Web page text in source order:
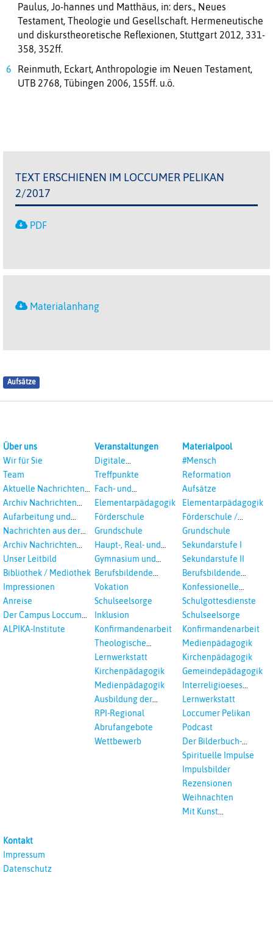
Paulus, Jo-hannes und Matthäus, in: ders., Neues
Testament, Theologie und Gesellschaft. Hermeneutische
und diskurstheoretische Reflexionen, Stuttgart 2012, 331-
358, 352ff.
Reinmuth, Eckart, Anthropologie im Neuen Testament,
UTB 2768, Tübingen 2006, 155ff. u.ö.
TEXT ERSCHIENEN IM LOCCUMER PELIKAN
2/2017
PDF
Materialanhang
Aufsätze
Über uns
Wir für Sie
Team
Aktuelle Nachrichten
aus dem RPI
Archiv Nachrichten
aus dem RPI ab 2018
Aufarbeitung und
Prävention
Landeskirche und EKD
Nachrichten aus der
Landeskirche
Archiv Nachrichten
aus der Landeskirche
Unser Leitbild
Bibliothek / Mediothek
Impressionen
Anreise
Der Campus Loccum
und Loccumer
ALPIKA-Institute
Veranstaltungen
Digitale
Veranstaltungen
Treffpunkte
Fach- und
Studientagungen
Elementarpädagogik
Förderschule
Grundschule
Haupt-, Real- und
Oberschule
Gymnasium und
Gesamtschule
Berufsbildende
Schulen
Vokation
Schulseelsorge
Inklusion
Konfirmandenarbeit
Theologische
Fortbildungen,
Interreligöses Lernen
Lernwerkstatt
Kirchenpädagogik
Medienpädagogik
Ausbildung der
Vikar*innen
RPI-Regional
Abrufangebote
Wettbewerb
Materialpool
#Mensch
Reformation
Aufsätze
Elementarpädagogik
Förderschule /
Inklusion
Grundschule
Sekundarstufe I
Sekundarstufe II
Berufsbildende
Schulen
Konfessionelle
Kooperation
Schulgottesdienste
Schulseelsorge
Konfirmandenarbeit
Medienpädagogik
Kirchenpädagogik
Gemeindepädagogik
Interreligioeses
Lernen
Lernwerkstatt
Loccumer Pelikan
Podcast
Der Bilderbuch-
Podcast
Spirituelle Impulse
Impulsbilder
Rezensionen
Weihnachten
Mit Kunst
Kontakt
Impressum
Datenschutz